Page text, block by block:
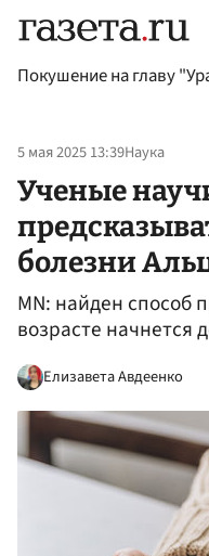
Покушение на главу
5 мая 2025 13:39Наука
Ученые
болезни
MN: найден способ
возрасте начнется
Елизавета Авдеенко